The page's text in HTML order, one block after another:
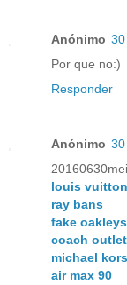
Anónimo
Por que no:)
Responder
Anónimo
louis
ray bans
fake
coach outlet
michael
air max 90